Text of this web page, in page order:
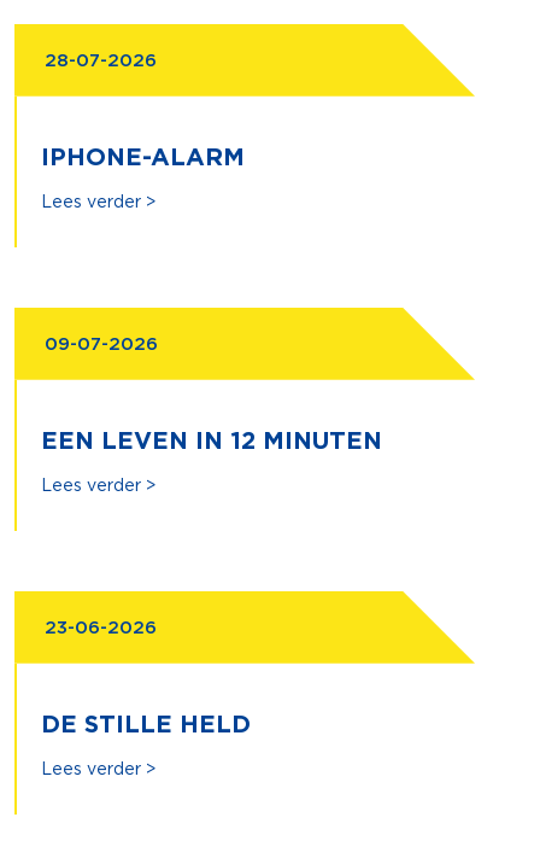
IPHONE-ALARM
Lees verder >
28-07-2026
EEN LEVEN IN 12 MINUTEN
Lees verder >
09-07-2026
DE STILLE HELD
Lees verder >
23-06-2026